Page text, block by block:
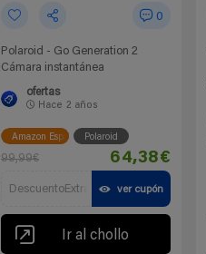
0
Polaroid - Go Generation 2
Cámara instantánea
ofertas
Hace 2 años
Amazon España Polaroid
99,99€ 64,38€
DescuentoExtra ver cupón
Ir al chollo